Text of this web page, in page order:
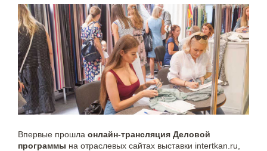
Впервые прошла онлайн-трансляция Деловой
программы на отраслевых сайтах выставки intertkan.ru,